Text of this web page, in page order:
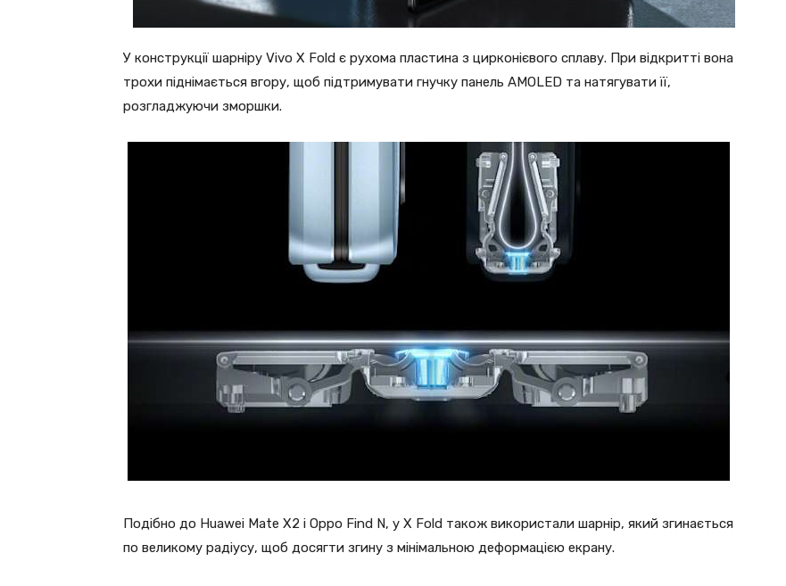
У конструкції шарніру Vivo X Fold є рухома пластина з цирконієвого сплаву. При відкритті вона
трохи піднімається вгору, щоб підтримувати гнучку панель AMOLED та натягувати її,
розгладжуючи зморшки.
Подібно до Huawei Mate X2 і Oppo Find N, у X Fold також використали шарнір, який згинається
по великому радіусу, щоб досягти згину з мінімальною деформацією екрану.